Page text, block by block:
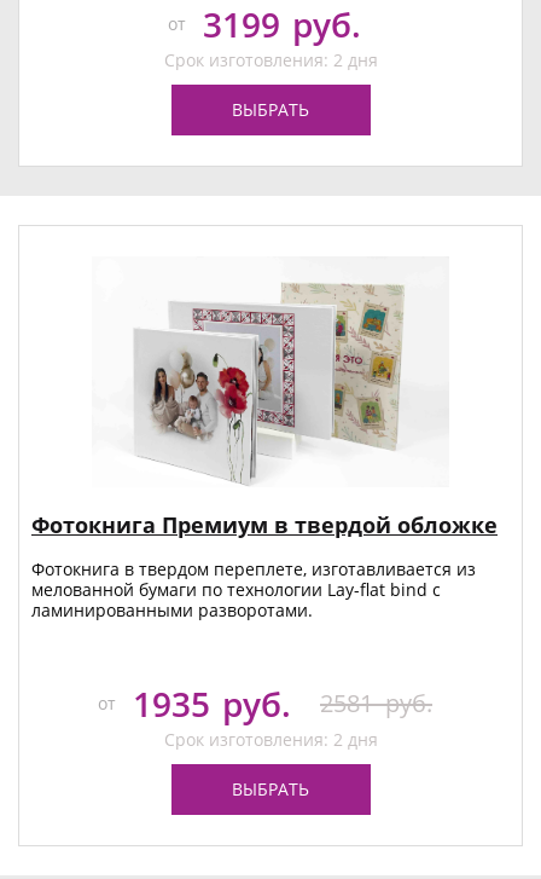
от 3199 руб.
Срок изготовления: 2 дня
ВЫБРАТЬ
Фотокнига Премиум в твердой обложке
Фотокнига в твердом переплете, изготавливается из
мелованной бумаги по технологии Lay-flat bind с
ламинированными разворотами.
от 1935 руб. 2581 руб.
Срок изготовления: 2 дня
ВЫБРАТЬ